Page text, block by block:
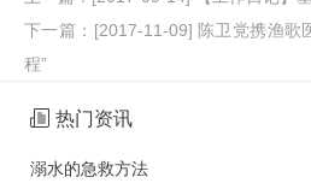
下一篇： [2017-11-09] 陈卫党携渔歌
程”
热门资讯
溺水的急救方法